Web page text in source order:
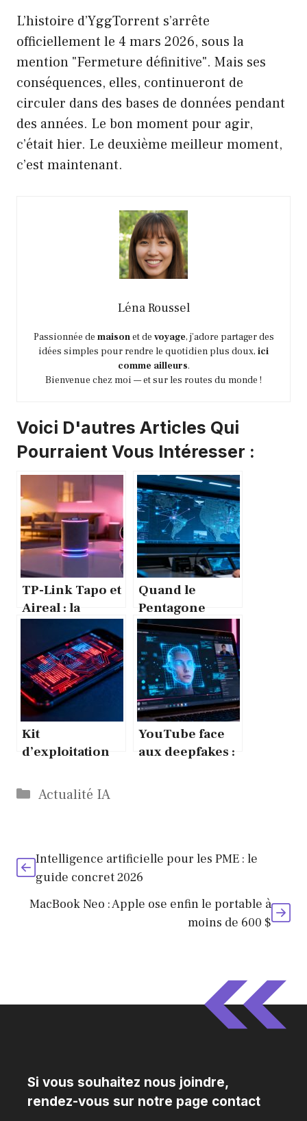
L’histoire d’YggTorrent s’arrête
officiellement le 4 mars 2026, sous la
mention "Fermeture définitive". Mais ses
conséquences, elles, continueront de
circuler dans des bases de données pendant
des années. Le bon moment pour agir,
c’était hier. Le deuxième meilleur moment,
c’est maintenant.
Léna Roussel
Passionnée de maisonet de voyage, j’adore partager des
idées simples pour rendre le quotidien plus doux, ici
comme ailleurs.
Bienvenue chez moi — et sur les routes du monde !
Voici D'autres Articles Qui
Pourraient Vous Intéresser :
TP-Link Tapo et
Aireal : la
connectée
réinventée au
MWC 2026
Quand le
Pentagone
tourne le dos à
Anthropic pour
Google Gemini
Kit
d’exploitation
ce malware qui
YouTube face
aux deepfakes :
Catégories
Actualité IA
Intelligence artificielle pour les PME : le
guide concret 2026
MacBook Neo : Apple ose enfin le portable à
moins de 600 $
Si vous souhaitez nous joindre,
rendez-vous sur notre page contact